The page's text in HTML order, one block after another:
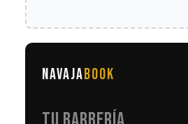
NAVAJABOOK